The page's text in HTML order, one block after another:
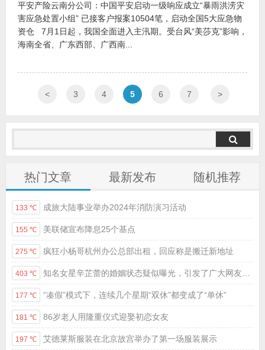
平安产险云南分公司：中国平安启动一级响应成立“暴雨洪涝灾
害应急处置小组” 已接客户报案10504笔，启动全国5大应急物
资仓 7月1日起，我国全面进入主汛期。受台风“美莎克”影响，
海南全省、广东西部、广西南...
< 3 4 5 6 7 >
热门文章 最新发布 随机推荐
133 ℃ 成旅大陆事业举办2024年消防演习活动
155 ℃ 美联储宣布降息25个基点
275 ℃ 疯狂小杨哥杭州办公总部出租，回应称是搬迁新地址
403 ℃ 知名女星辛芷蕾的婚姻状态疑似曝光，引发了广大网友的热议
177 ℃ “凑假”模式下，连续几个星期“双休”都变成了“单休”
181 ℃ 86岁老人用隆重仪式迎娶初恋女友
197 ℃ 艾德莱斯服装在北京故宫举办了第一场服装展示